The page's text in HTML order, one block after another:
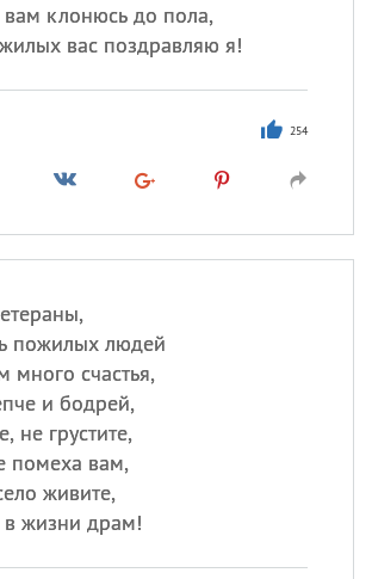
клонюсь до пола,
вас поздравляю я!
254
пожилых людей
счастья,
и бодрей,
не грустите,
помеха вам,
живите,
в жизни драм!